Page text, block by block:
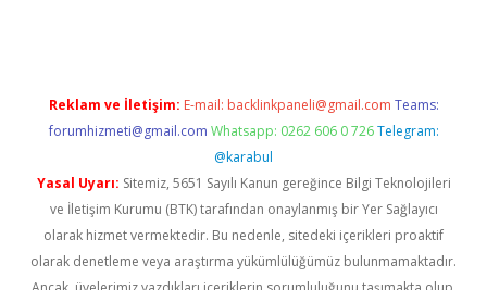
Reklam ve İletişim: E-mail: backlinkpaneli@gmail.com Teams:
forumhizmeti@gmail.com Whatsapp: 0262 606 0 726 Telegram:
@karabul
Yasal Uyarı: Sitemiz, 5651 Sayılı Kanun gereğince Bilgi Teknolojileri
ve İletişim Kurumu (BTK) tarafından onaylanmış bir Yer Sağlayıcı
olarak hizmet vermektedir. Bu nedenle, sitedeki içerikleri proaktif
olarak denetleme veya araştırma yükümlülüğümüz bulunmamaktadır.